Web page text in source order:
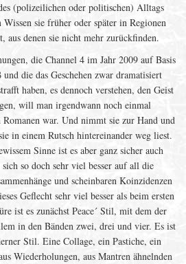
(polizeilichen oder politischen) Alltags
sie früher oder später in Regionen
aus denen sie nicht mehr zurückfinden.
die Channel 4 im Jahr 2009 auf Basis
die das Geschehen zwar dramatisiert
haben, es dennoch verstehen, den Geist
will man irgendwann noch einmal
Romanen war. Und nimmt sie zur Hand und
in einem Rutsch hintereinander weg liest.
Sinne ist es aber ganz sicher auch
so doch sehr viel besser auf all die
und scheinbaren Koinzidenzen
Geflecht sehr viel besser als beim ersten
ist es zunächst Peace´ Stil, mit dem der
in den Bänden zwei, drei und vier. Es ist
Stil. Eine Collage, ein Pastiche, ein
Wiederholungen, aus Mantren ähnelnden